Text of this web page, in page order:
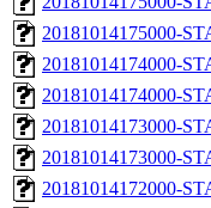
20181014175000-
20181014174000-
20181014174000-
20181014173000-
20181014173000-
20181014172000-